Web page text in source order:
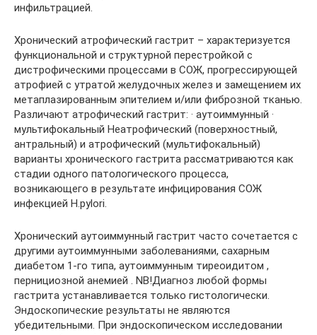
инфильтрацией.
Хронический атрофический гастрит – характеризуется
функциональной и структурной перестройкой с
дистрофическими процессами в СОЖ, прогрессирующей
атрофией с утратой желудочных желез и замещением их
метаплазированным эпителием и/или фиброзной тканью.
Различают атрофический гастрит: · аутоиммунный ·
мультифокальный Неатрофический (поверхностный,
антральный) и атрофический (мультифокальный)
варианты хронического гастрита рассматриваются как
стадии одного патологического процесса,
возникающего в результате инфицирования СОЖ
инфекцией H.pylori.
Хронический аутоиммунный гастрит часто сочетается с
другими аутоиммунными заболеваниями, сахарным
диабетом 1-го типа, аутоиммунным тиреоидитом ,
пернициозной анемией . NB!Диагноз любой формы
гастрита устанавливается только гистологически.
Эндоскопические результаты не являются
убедительными. При эндоскопическом исследовании